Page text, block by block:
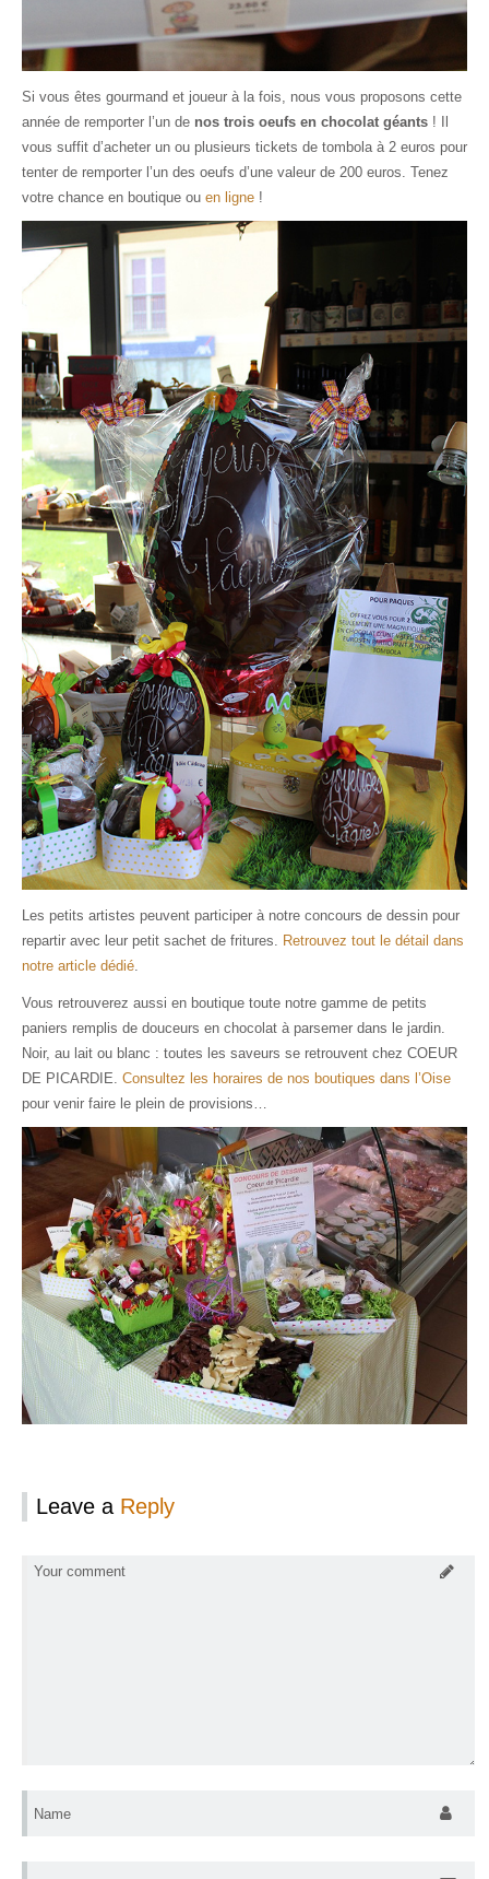
Si vous êtes gourmand et joueur à la fois, nous vous proposons cette
année de remporter l’un de nos trois oeufs en chocolat géants ! Il
vous suffit d’acheter un ou plusieurs tickets de tombola à 2 euros pour
tenter de remporter l’un des oeufs d’une valeur de 200 euros. Tenez
votre chance en boutique ou en ligne !
Les petits artistes peuvent participer à notre concours de dessin pour
repartir avec leur petit sachet de fritures. Retrouvez tout le détail dans
notre article dédié.
Vous retrouverez aussi en boutique toute notre gamme de petits
paniers remplis de douceurs en chocolat à parsemer dans le jardin.
Noir, au lait ou blanc : toutes les saveurs se retrouvent chez COEUR
DE PICARDIE. Consultez les horaires de nos boutiques dans l’Oise
pour venir faire le plein de provisions…
Leave a Reply
Your comment
Name